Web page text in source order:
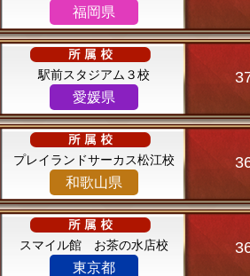
福岡県
駅前スタジアム３校
愛媛県
プレイランドサーカス松江校
和歌山県
スマイル館 お茶の水店校
東京都